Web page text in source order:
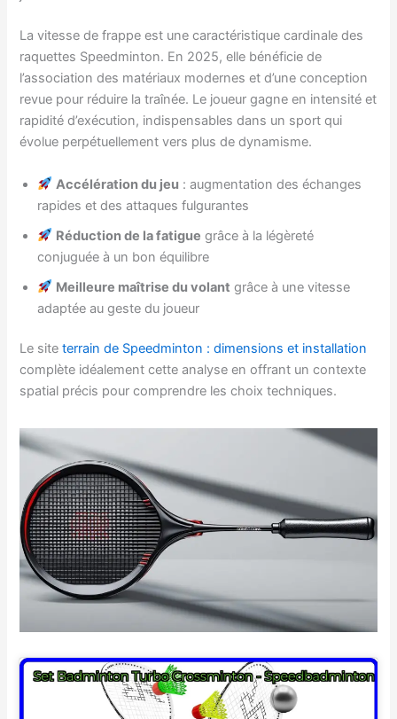
La vitesse de frappe est une caractéristique cardinale des
raquettes Speedminton. En 2025, elle bénéficie de
l’association des matériaux modernes et d’une conception
revue pour réduire la traînée. Le joueur gagne en intensité et
rapidité d’exécution, indispensables dans un sport qui
évolue perpétuellement vers plus de dynamisme.
Accélération du jeu : augmentation des échanges
rapides et des attaques fulgurantes
Réduction de la fatigue grâce à la légèreté
conjuguée à un bon équilibre
Meilleure maîtrise du volant grâce à une vitesse
adaptée au geste du joueur
Le siteterrain de Speedminton : dimensions et installation
complète idéalement cette analyse en offrant un contexte
spatial précis pour comprendre les choix techniques.